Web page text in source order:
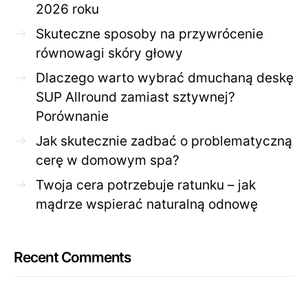
2026 roku
Skuteczne sposoby na przywrócenie
równowagi skóry głowy
Dlaczego warto wybrać dmuchaną deskę
SUP Allround zamiast sztywnej?
Porównanie
Jak skutecznie zadbać o problematyczną
cerę w domowym spa?
Twoja cera potrzebuje ratunku – jak
mądrze wspierać naturalną odnowę
Recent Comments